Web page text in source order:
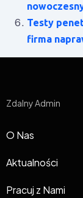
Testy
firma
Zdalny Admin
O Nas
Aktualności
Pracuj z Nami